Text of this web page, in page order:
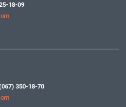
18-09
350-18-70